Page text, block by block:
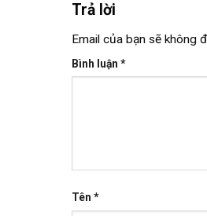
Trả lời
Email của bạn sẽ không
Bình luận *
Tên *